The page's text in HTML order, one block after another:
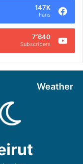
147K
Fans
7٬640
Subscribers
Weather